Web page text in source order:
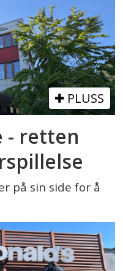
PLUSS
- retten
på sin side for å